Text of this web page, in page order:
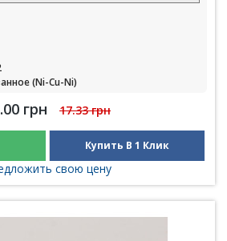
(Ni-Cu-Ni)
грн 17.33 грн
Купить В 1 Клик
свою цену